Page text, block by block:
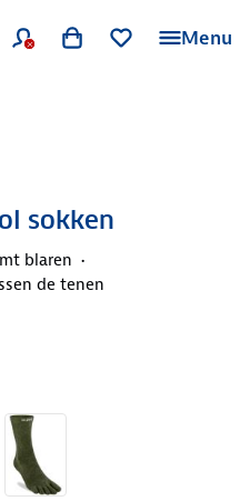
Menu
sokken
blaren
de tenen